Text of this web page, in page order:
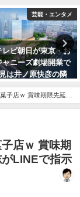
芸能・エンタメ
レビ朝日が東京・お
ャニーズ劇場開業で
は井ノ原快彦の隣
席か？帝国劇場出禁
？子店ｗ 賞味期限先延ば
店ｗ 賞味期
LINEで指示